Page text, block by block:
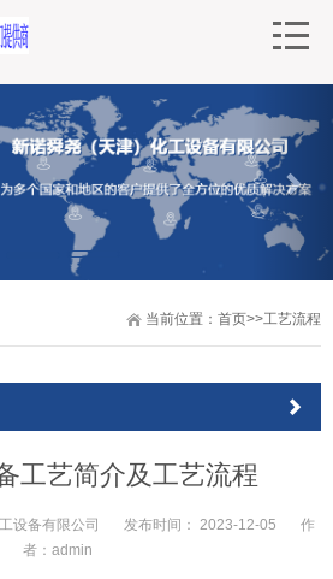
当前位置： 首页>>工艺流程
工艺简介及工艺流程
设备有限公司 发布时间： 2023-12-05
作
者： admin